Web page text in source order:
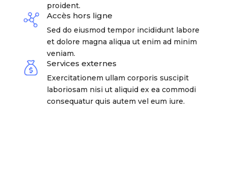
proident.
Accès hors ligne
Sed do eiusmod tempor incididunt labore
et dolore magna aliqua ut enim ad minim
veniam.
Services externes
Exercitationem ullam corporis suscipit
laboriosam nisi ut aliquid ex ea commodi
consequatur quis autem vel eum iure.